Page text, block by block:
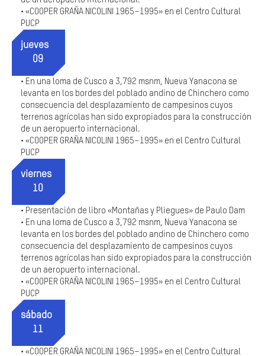
• «COOPER GRAÑA NICOLINI 1965–1995» en el Centro Cultural
PUCP
jueves
09
• En una loma de Cusco a 3,792 msnm, Nueva Yanacona se
levanta en los bordes del poblado andino de Chinchero como
consecuencia del desplazamiento de campesinos cuyos
terrenos agrícolas han sido expropiados para la construcción
de un aeropuerto internacional.
• «COOPER GRAÑA NICOLINI 1965–1995» en el Centro Cultural
PUCP
viernes
10
• Presentación de libro «Montañas y Pliegues» de Paulo Dam
• En una loma de Cusco a 3,792 msnm, Nueva Yanacona se
levanta en los bordes del poblado andino de Chinchero como
consecuencia del desplazamiento de campesinos cuyos
terrenos agrícolas han sido expropiados para la construcción
de un aeropuerto internacional.
• «COOPER GRAÑA NICOLINI 1965–1995» en el Centro Cultural
PUCP
sábado
11
• «COOPER GRAÑA NICOLINI 1965–1995» en el Centro Cultural